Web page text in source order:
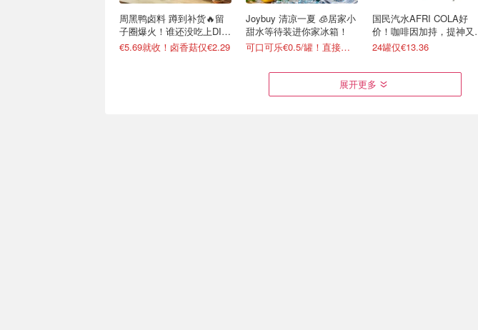
周黑鸭卤料 蹲到补货🔥留
子圈爆火！谁还没吃上DIY
卤货
€5.69就收！卤香菇仅€2.29
Joybuy 清凉一夏 🧊居家小
甜水等待装进你家冰箱！
可口可乐€0.5/罐！直接送家门口
国民汽水AFRI COLA好
价！咖啡因加持，提神又
口！
24罐仅€13.36
展开更多